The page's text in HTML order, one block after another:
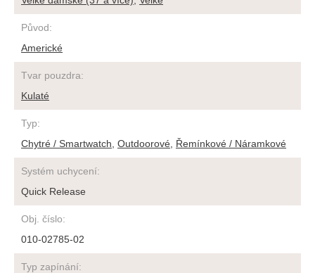
Původ:
Americké
Tvar pouzdra:
Kulaté
Typ:
Chytré / Smartwatch Outdoorové Řemínkové / Náramkové
Systém uchycení:
Quick Release
Obj. číslo:
010-02785-02
Typ zapínání: